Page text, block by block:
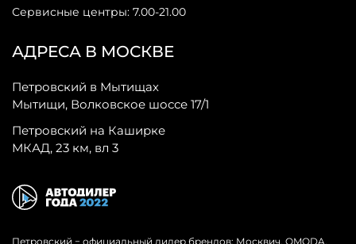
АДРЕСА В МОСКВЕ
Петровский в Мытищах
Мытищи, Волковское шоссе 17/1
Петровский на Каширке
МКАД, 23 км, вл 3
Сервисные центры: 7.00-21.00
Петровский − официальный дилер брендов: Москвич, OMODA,